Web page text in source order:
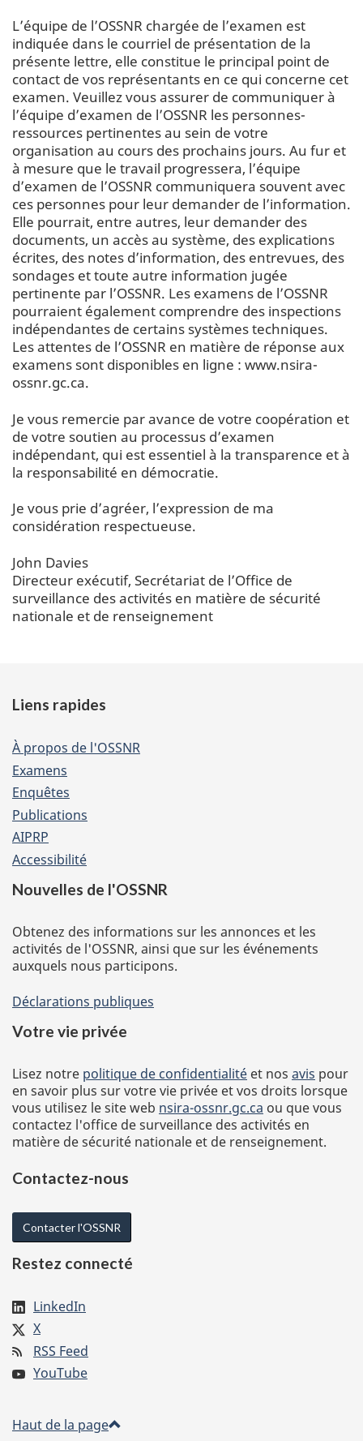
L’équipe de l’OSSNR chargée de l’examen est
indiquée dans le courriel de présentation de la
présente lettre, elle constitue le principal point de
contact de vos représentants en ce qui concerne cet
examen. Veuillez vous assurer de communiquer à
l’équipe d’examen de l’OSSNR les personnes-
ressources pertinentes au sein de votre
organisation au cours des prochains jours. Au fur et
à mesure que le travail progressera, l’équipe
d’examen de l’OSSNR communiquera souvent avec
ces personnes pour leur demander de l’information.
Elle pourrait, entre autres, leur demander des
documents, un accès au système, des explications
écrites, des notes d’information, des entrevues, des
sondages et toute autre information jugée
pertinente par l’OSSNR. Les examens de l’OSSNR
pourraient également comprendre des inspections
indépendantes de certains systèmes techniques.
Les attentes de l’OSSNR en matière de réponse aux
examens sont disponibles en ligne : www.nsira-
ossnr.gc.ca.
Je vous remercie par avance de votre coopération et
de votre soutien au processus d’examen
indépendant, qui est essentiel à la transparence et à
la responsabilité en démocratie.
Je vous prie d’agréer, l’expression de ma
considération respectueuse.
John Davies
Directeur exécutif, Secrétariat de l’Office de
surveillance des activités en matière de sécurité
nationale et de renseignement
Footer
of
website
Liens rapides
À propos de l'OSSNR
Examens
Enquêtes
Publications
AIPRP
Accessibilité
Nouvelles de l'OSSNR
Obtenez des informations sur les annonces et les
activités de l'OSSNR, ainsi que sur les événements
auxquels nous participons.
Déclarations publiques
Votre vie privée
Lisez notre politique de confidentialité et nos avis pour
en savoir plus sur votre vie privée et vos droits lorsque
vous utilisez le site web nsira-ossnr.gc.ca ou que vous
contactez l'office de surveillance des activités en
matière de sécurité nationale et de renseignement.
Contactez-nous
Contacter l'OSSNR
Restez connecté
LinkedIn
X
RSS Feed
YouTube
Haut de la page